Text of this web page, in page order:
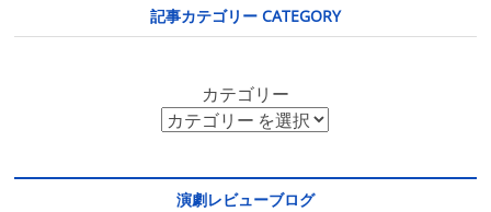
記事カテゴリー CATEGORY
カテゴリー
演劇レビューブログ